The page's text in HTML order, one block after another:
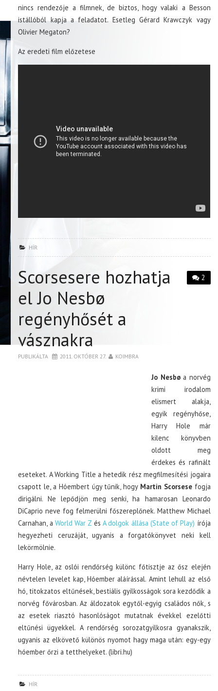
nincs rendezője a filmnek, de biztos, hogy valaki a Besson
istállóból kapja a feladatot. Esetleg Gérard Krawczyk vagy
Olivier Megaton?
Az eredeti film előzetese
HÍR
2
Scorsesere hozhatja
el Jo Nesbø
regényhősét a
vásznakra
PUBLIKÁLTA 2011. OKTÓBER 27. KOIMBRA
Jo Nesbøa norvég
krimi irodalom
elismert alakja,
egyik regényhőse,
Harry Hole már
kilenc könyvben
oldott meg
érdekes és rafinált
eseteket. A Working Title a hetedik rész megfilmesítési jogaira
csapott le, a Hóembert úgy tűnik, hogy Martin Scorsesefogja
dirigálni. Ne lepődjön meg senki, ha hamarosan Leonardo
DiCaprio neve fog felmerülni főszereplőnek. Matthew Michael
Carnahan, a World War Z és A dolgok állása (State of Play) írója
hegyezheti ceruzáját, ugyanis a forgatókönyvet neki kell
lekörmölnie.
Harry Hole, az oslói rendőrség különc főtisztje az ősz elején
névtelen levelet kap, Hóember aláírással. Amint lehull az első
hó, titokzatos eltűnések, bestiális gyilkosságok sora kezdődik a
norvég fővárosban. Az áldozatok egytől-egyig családos nők, s
az esetek riasztó hasonlóságot mutatnak évekkel ezelőtti
eltűnési ügyekkel. A rendőrség sorozatgyilkosra gyanakszik,
ugyanis az elkövető különös nyomot hagy maga után: egy-egy
hóember őrzi a tetthelyeket. (libri.hu)
HÍR